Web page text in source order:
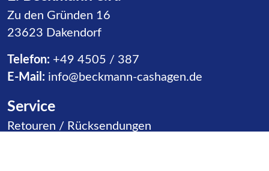
Zu den Gründen 16
23623 Dakendorf
Telefon: +49 4505 / 387
E-Mail: info@beckmann-cashagen.de
Service
Navigation überspringen
Retouren / Rücksendungen